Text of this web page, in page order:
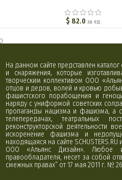
$ 82.0 за ед.
На данном сайте представлен
и снаряжения, которые
творческим коллективом ООО
отцов и дедов, волей и кровью
фашистского порабощения и
наряду с униформой советских
пропаганды нацизма и фашизма, а
телепередачах, театральных
реконструкторской деятельности
искоренение фашизма и
находящаяся на сайте
ООО «Альянс Дизайн». Любое
правообладателя, несет за собой
смежных правах” от 17 мая 2011 г. №